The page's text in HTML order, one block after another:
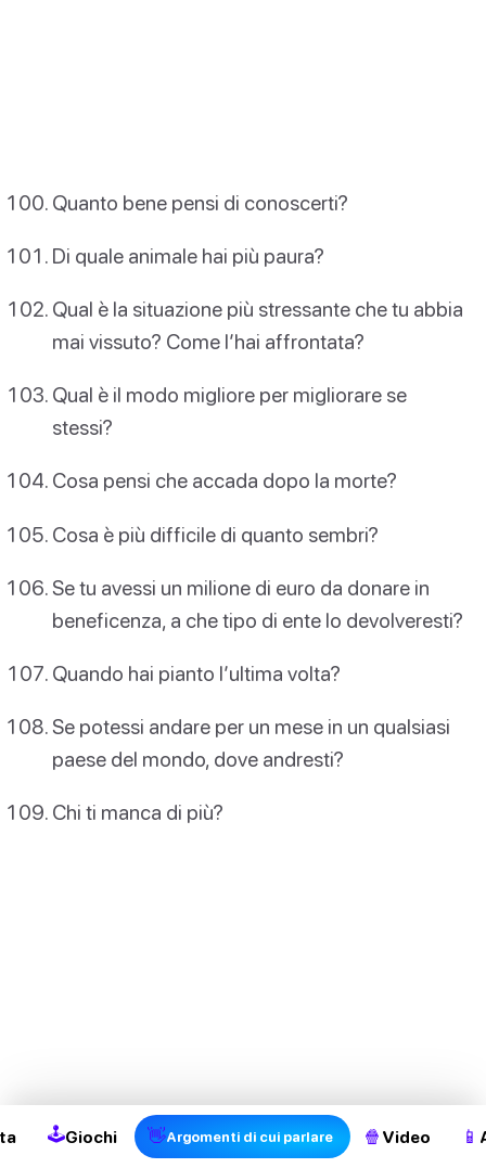
Quanto bene pensi di conoscerti?
Di quale animale hai più paura?
Qual è la situazione più stressante che tu abbia
mai vissuto? Come l’hai affrontata?
Qual è il modo migliore per migliorare se
stessi?
Cosa pensi che accada dopo la morte?
Cosa è più difficile di quanto sembri?
Se tu avessi un milione di euro da donare in
beneficenza, a che tipo di ente lo devolveresti?
Quando hai pianto l’ultima volta?
Se potessi andare per un mese in un qualsiasi
paese del mondo, dove andresti?
Chi ti manca di più?
🕹Giochi 👋Argomenti di cui parlare 🍿 Video 📱